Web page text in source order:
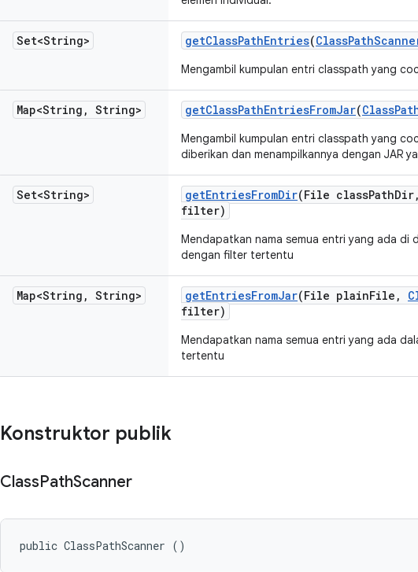
Set<String> getClassPathEntries(ClassPath
Mengambil kumpulan entri classpath yang
Map<String , String> getClassPathEntriesFromJar(Class
Mengambil kumpulan entri classpath yang
diberikan dan menampilkannya dengan JAR
Set<String> getEntriesFromDir(File classPathDir,
filter)
Mendapatkan nama semua entri yang ada
dengan filter tertentu
Map<String , String> getEntriesFromJar(File plainFile ,
filter)
Mendapatkan nama semua entri yang ada
tertentu
Konstruktor publik
ClassPathScanner
public ClassPathScanner ()